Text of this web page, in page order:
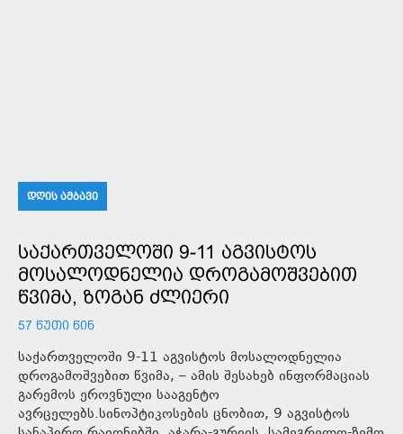
ᲓᲦᲘᲡ ᲐᲛᲑᲐᲕᲘ
ᲡᲐᲥᲐᲠᲗᲕᲔᲚᲝᲨᲘ 9-11 ᲐᲒᲕᲘᲡᲢᲝᲡ
ᲛᲝᲡᲐᲚᲝᲓᲜᲔᲚᲘᲐ ᲓᲠᲝᲒᲐᲛᲝᲨᲕᲔᲑᲘᲗ
ᲬᲕᲘᲛᲐ, ᲖᲝᲒᲐᲜ ᲫᲚᲘᲔᲠᲘ
57 ᲬᲣᲗᲘ ᲬᲘᲜ
საქართველოში 9-11 აგვისტოს მოსალოდნელია
დროგამოშვებით წვიმა, – ამის შესახებ ინფორმაციას
გარემოს ეროვნული სააგენტო
ავრცელებს.სინოპტიკოსების ცნობით, 9 აგვისტოს